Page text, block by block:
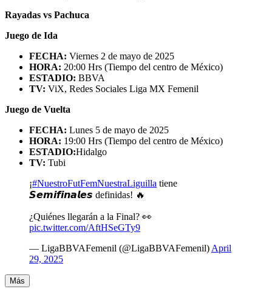
Rayadas vs Pachuca
Juego de Ida
FECHA: Viernes 2 de mayo de 2025
HORA: 20:00 Hrs (Tiempo del centro de México)
ESTADIO: BBVA
TV: ViX, Redes Sociales Liga MX Femenil
Juego de Vuelta
FECHA: Lunes 5 de mayo de 2025
HORA: 19:00 Hrs (Tiempo del centro de México)
ESTADIO:Hidalgo
TV: Tubi
¡#NuestroFutFemNuestraLiguilla tiene
𝙎𝙚𝙢𝙞𝙛𝙞𝙣𝙖𝙡𝙚𝙨 definidas! 🔥
¿Quiénes llegarán a la Final? 👀
pic.twitter.com/AftHSeGTy9
— LigaBBVAFemenil (@LigaBBVAFemenil) April
29, 2025
Más